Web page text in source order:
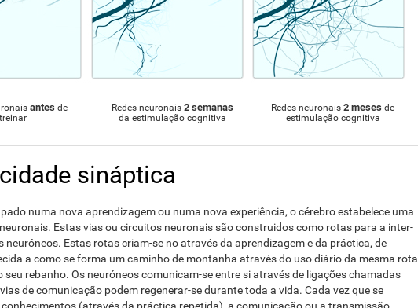
antes de
treinar
Redes neuronais2 semanas
da estimulação cognitiva
Redes neuronais2 meses de
estimulação cognitiva
sináptica
numa nova aprendizagem ou numa nova experiência, o cérebro estabelece uma
Estas vias ou circuitos neuronais são construidos como rotas para a inter-
neuróneos. Estas rotas criam-se no através da aprendizagem e da práctica, de
a como se forma um caminho de montanha através do uso diário da mesma rota
seu rebanho. Os neuróneos comunicam-se entre si através de ligações chamadas
de comunicação podem regenerar-se durante toda a vida. Cada vez que se
(através da práctica repetida), a comunicação ou a transmissão